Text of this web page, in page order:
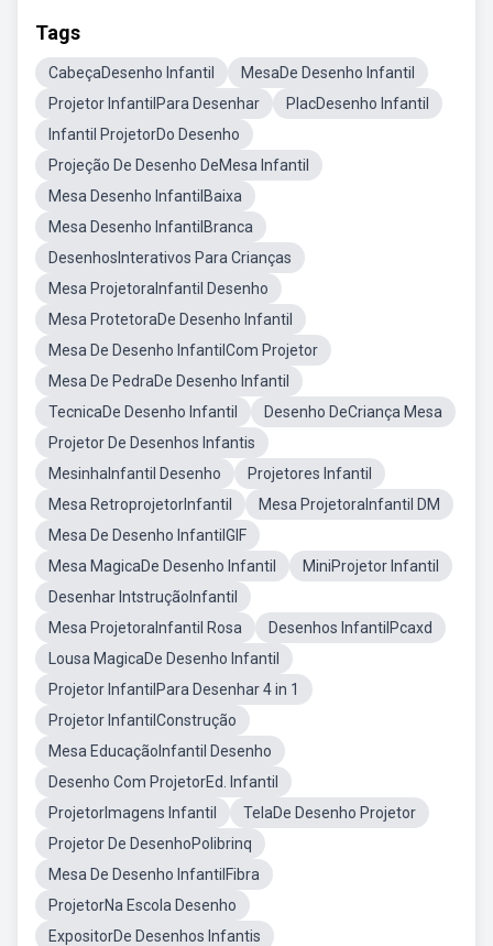
Tags
CabeçaDesenho Infantil
MesaDe Desenho Infantil
Projetor InfantilPara Desenhar
PlacDesenho Infantil
Infantil ProjetorDo Desenho
Projeção De Desenho DeMesa Infantil
Mesa Desenho InfantilBaixa
Mesa Desenho InfantilBranca
DesenhosInterativos Para Crianças
Mesa ProjetoraInfantil Desenho
Mesa ProtetoraDe Desenho Infantil
Mesa De Desenho InfantilCom Projetor
Mesa De PedraDe Desenho Infantil
TecnicaDe Desenho Infantil
Desenho DeCriança Mesa
Projetor De Desenhos Infantis
MesinhaInfantil Desenho
Projetores Infantil
Mesa RetroprojetorInfantil
Mesa ProjetoraInfantil DM
Mesa De Desenho InfantilGIF
Mesa MagicaDe Desenho Infantil
MiniProjetor Infantil
Desenhar IntstruçãoInfantil
Mesa ProjetoraInfantil Rosa
Desenhos InfantilPcaxd
Lousa MagicaDe Desenho Infantil
Projetor InfantilPara Desenhar 4 in 1
Projetor InfantilConstrução
Mesa EducaçãoInfantil Desenho
Desenho Com ProjetorEd. Infantil
ProjetorImagens Infantil
TelaDe Desenho Projetor
Projetor De DesenhoPolibrinq
Mesa De Desenho InfantilFibra
ProjetorNa Escola Desenho
ExpositorDe Desenhos Infantis